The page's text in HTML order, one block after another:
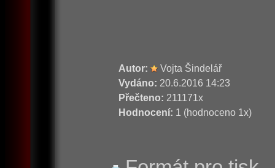
Autor:
Vojta Šindelář
Vydáno: 20.6.2016 14:23
Přečteno: 211171x
Hodnocení: 1 (hodnoceno 1x)